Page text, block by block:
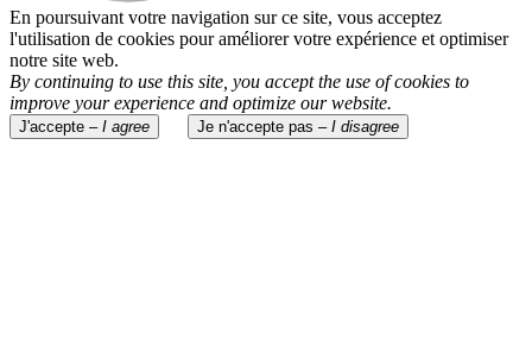
En poursuivant votre navigation sur ce site, vous acceptez
l'utilisation de cookies pour améliorer votre expérience et optimiser
notre site web.
By continuing to use this site, you accept the use of cookies to
improve your experience and optimize our website.
J'accepte – I agree Je n'accepte pas – I disagree